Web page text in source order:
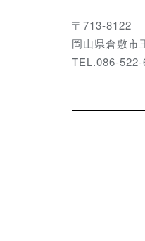
〒713-8122
岡山県倉敷
TEL.086-522-